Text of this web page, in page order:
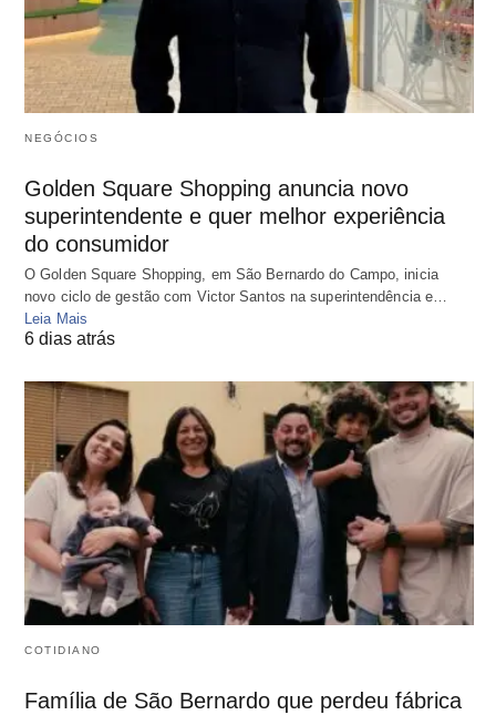
NEGÓCIOS
Golden Square Shopping anuncia novo
superintendente e quer melhor experiência
do consumidor
O Golden Square Shopping, em São Bernardo do Campo, inicia
novo ciclo de gestão com Victor Santos na superintendência e…
Leia Mais
6 dias atrás
COTIDIANO
Família de São Bernardo que perdeu fábrica